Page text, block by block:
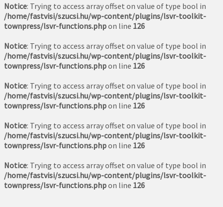
Notice: Trying to access array offset on value of type bool in
/home/fastvisi/szucsi.hu/wp-content/plugins/lsvr-toolkit-
townpress/lsvr-functions.phpon line 126
Notice: Trying to access array offset on value of type bool in
/home/fastvisi/szucsi.hu/wp-content/plugins/lsvr-toolkit-
townpress/lsvr-functions.phpon line 126
Notice: Trying to access array offset on value of type bool in
/home/fastvisi/szucsi.hu/wp-content/plugins/lsvr-toolkit-
townpress/lsvr-functions.phpon line 126
Notice: Trying to access array offset on value of type bool in
/home/fastvisi/szucsi.hu/wp-content/plugins/lsvr-toolkit-
townpress/lsvr-functions.phpon line 126
Notice: Trying to access array offset on value of type bool in
/home/fastvisi/szucsi.hu/wp-content/plugins/lsvr-toolkit-
townpress/lsvr-functions.phpon line 126